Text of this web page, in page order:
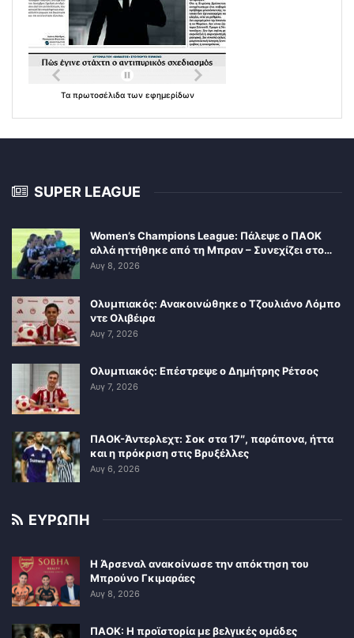
Τα πρωτοσέλιδα των εφημερίδων
SUPER LEAGUE
Women’s Champions League: Πάλεψε ο ΠΑΟΚ
αλλά ηττήθηκε από τη Μπραν – Συνεχίζει στο…
Αυγ 8, 2026
Ολυμπιακός: Ανακοινώθηκε ο Τζουλιάνο Λόμπο
ντε Ολιβέιρα
Αυγ 7, 2026
Ολυμπιακός: Επέστρεψε ο Δημήτρης Ρέτσος
Αυγ 7, 2026
ΠΑΟΚ-Άντερλεχτ: Σοκ στα 17″, παράπονα, ήττα
και η πρόκριση στις Βρυξέλλες
Αυγ 6, 2026
ΕΥΡΩΠΗ
Η Άρσεναλ ανακοίνωσε την απόκτηση του
Μπρούνο Γκιμαράες
Αυγ 8, 2026
ΠΑΟΚ: Η προϊστορία με βελγικές ομάδες